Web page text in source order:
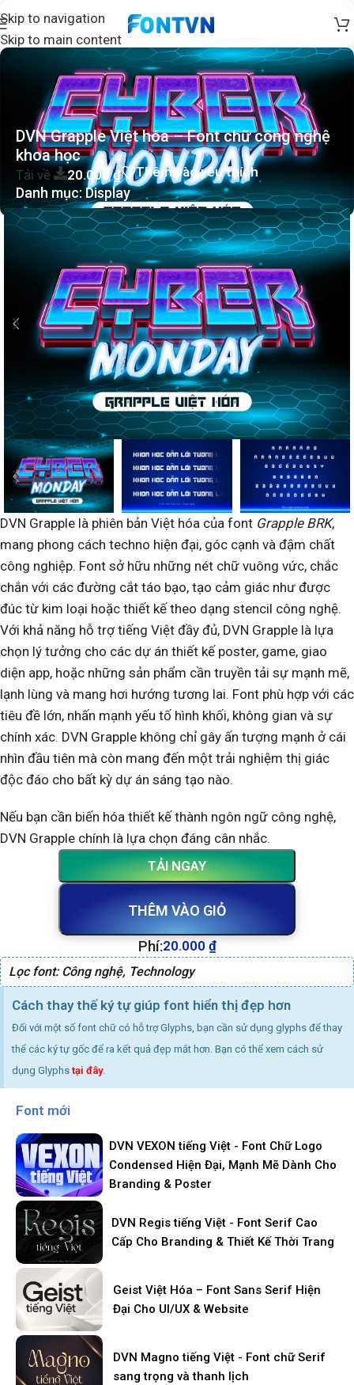
Skip to navigation
Skip to main content
DVN Grapple Việt hóa – Font chữ công nghệ
khoa học
Tải về 20.000₫ Thêm vào yêu thích
Danh mục:Display
DVN Grapple là phiên bản Việt hóa của font Grapple BRK,
mang phong cách techno hiện đại, góc cạnh và đậm chất
công nghiệp. Font sở hữu những nét chữ vuông vức, chắc
chắn với các đường cắt táo bạo, tạo cảm giác như được
đúc từ kim loại hoặc thiết kế theo dạng stencil công nghệ.
Với khả năng hỗ trợ tiếng Việt đầy đủ, DVN Grapple là lựa
chọn lý tưởng cho các dự án thiết kế poster, game, giao
diện app, hoặc những sản phẩm cần truyền tải sự mạnh mẽ,
lạnh lùng và mang hơi hướng tương lai. Font phù hợp với các
tiêu đề lớn, nhấn mạnh yếu tố hình khối, không gian và sự
chính xác. DVN Grapple không chỉ gây ấn tượng mạnh ở cái
nhìn đầu tiên mà còn mang đến một trải nghiệm thị giác
độc đáo cho bất kỳ dự án sáng tạo nào.
Nếu bạn cần biến hóa thiết kế thành ngôn ngữ công nghệ,
DVN Grapple chính là lựa chọn đáng cân nhắc.
THÊM VÀO GIỎ
TẢI NGAY
Phí:20.000 ₫
Lọc font: Công nghệ, Technology
Cách thay thế ký tự giúp font hiển thị đẹp hơn
Đối với một số font chữ có hỗ trợ Glyphs, bạn cần sử dụng glyphs để thay
thể các ký tự gốc để ra kết quả đẹp mắt hơn. Bạn có thể xem cách sử
dụng Glyphs tại đây.
Font mới
DVN VEXON tiếng Việt - Font Chữ Logo
Condensed Hiện Đại, Mạnh Mẽ Dành Cho
Branding & Poster
DVN Regis tiếng Việt - Font Serif Cao
Cấp Cho Branding & Thiết Kế Thời Trang
Geist Việt Hóa – Font Sans Serif Hiện
Đại Cho UI/UX & Website
DVN Magno tiếng Việt - Font chữ Serif
sang trọng và thanh lịch